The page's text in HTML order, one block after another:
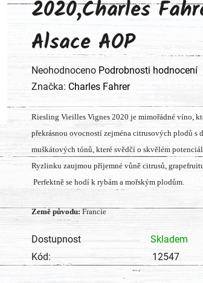
2020,Charles
Alsace AOP
Průměrné
hodnocení
je
0,0
z
5
hvězdiček.
Neohodnoceno Podrobnosti hodnocení
Značka: Charles Fahrer
Riesling Vieilles Vignes 2020 je mimořádné víno,
překrásnou ovocností zejména citrusových plodů s
muškátových tónů, které svědčí o skvělém
Ryzlinku zaujmou příjemné vůně citrusů,
Perfektně se hodí k rybám a mořským plodům.
Země původu:Francie
Dostupnost
Skladem
Kód:
12547